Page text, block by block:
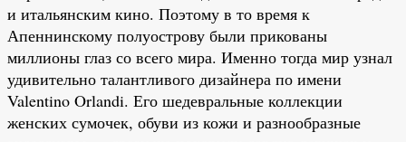
и итальянским кино. Поэтому в то время к
Апеннинскому полуострову были прикованы
миллионы глаз со всего мира. Именно тогда мир узнал
удивительно талантливого дизайнера по имени
Valentino Orlandi. Его шедевральные коллекции
женских сумочек, обуви из кожи и разнообразные